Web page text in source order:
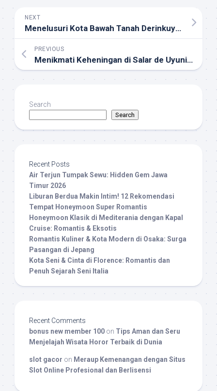
NEXT
Menelusuri Kota Bawah Tanah Derinkuyu di Turki: Misteri dan Keajaiban Sejarah
PREVIOUS
Menikmati Keheningan di Salar de Uyuni, Bolivia: Gurun Garam Terluas Dunia
Search
Search
Recent Posts
Air Terjun Tumpak Sewu: Hidden Gem Jawa
Timur 2026
Liburan Berdua Makin Intim! 12 Rekomendasi
Tempat Honeymoon Super Romantis
Honeymoon Klasik di Mediterania dengan Kapal
Cruise: Romantis & Eksotis
Romantis Kuliner & Kota Modern di Osaka: Surga
Pasangan di Jepang
Kota Seni & Cinta di Florence: Romantis dan
Penuh Sejarah Seni Italia
Recent Comments
bonus new member 100 on Tips Aman dan Seru
Menjelajah Wisata Horor Terbaik di Dunia
slot gacor on Meraup Kemenangan dengan Situs
Slot Online Profesional dan Berlisensi